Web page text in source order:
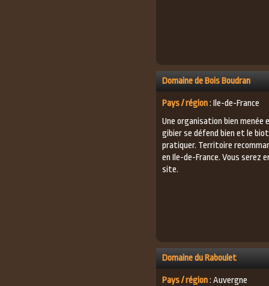
Domaine de Bois Boudran
Pays / région: Ile-de-France
Une organisation bien menée
gibier se défend bien et le
pratiquer. Territoire
en Ile-de-France. Vous serez
site.
Domaine du Raboulet
Pays / région: Auvergne